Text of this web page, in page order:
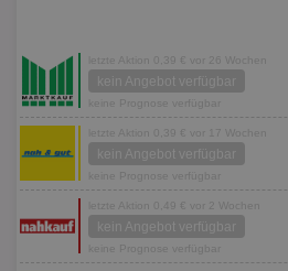
letzte Aktion 0,39 € vor 26 Wochen
kein Angebot verfügbar
keine Prognose verfügbar
letzte Aktion 0,39 € vor 17 Wochen
kein Angebot verfügbar
keine Prognose verfügbar
letzte Aktion 0,49 € vor 2 Wochen
kein Angebot verfügbar
keine Prognose verfügbar